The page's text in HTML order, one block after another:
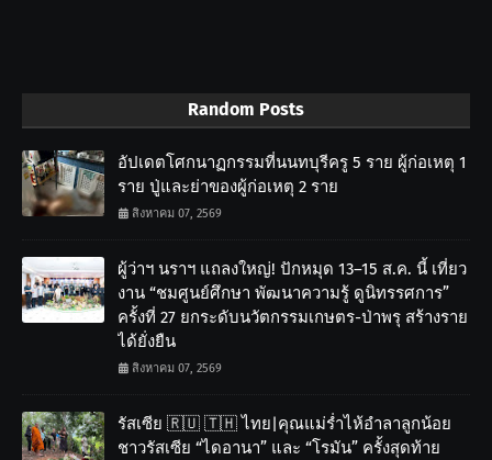
Random Posts
อัปเดตโศกนาฏกรรมที่นนทบุรีครู 5 ราย ผู้ก่อเหตุ 1
ราย ปู่และย่าของผู้ก่อเหตุ 2 ราย
สิงหาคม 07, 2569
ผู้ว่าฯ นราฯ แถลงใหญ่! ปักหมุด 13–15 ส.ค. นี้ เที่ยว
งาน “ชมศูนย์ศึกษา พัฒนาความรู้ ดูนิทรรศการ”
ครั้งที่ 27 ยกระดับนวัตกรรมเกษตร-ป่าพรุ สร้างราย
ได้ยั่งยืน
สิงหาคม 07, 2569
รัสเซีย 🇷🇺 🇹🇭 ไทย|คุณแม่ร่ำไห้อำลาลูกน้อย
ชาวรัสเซีย “ไดอานา” และ “โรมัน” ครั้งสุดท้าย